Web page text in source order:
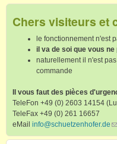
Chers visiteurs et
le fonctionnement n'est
il va de soi que vous
naturellement il n'est
commande
Il vous faut des pièces
TeleFon +49 (0) 2603 14154
TeleFax +49 (0) 261 16657
eMail info@schuetzenhofer.de